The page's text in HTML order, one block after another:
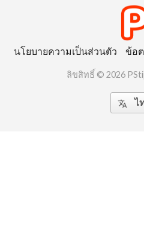
นโยบายความเป็นส่วนตัว ข้อ
ลิขสิทธิ์ © 2026
 ไ